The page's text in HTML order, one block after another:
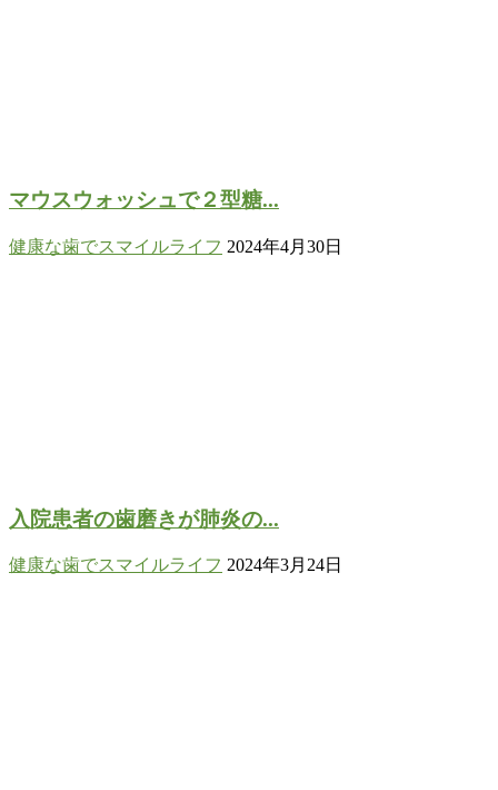
マウスウォッシュで２型糖...
健康な歯でスマイルライフ 2024年4月30日
入院患者の歯磨きが肺炎の...
健康な歯でスマイルライフ 2024年3月24日